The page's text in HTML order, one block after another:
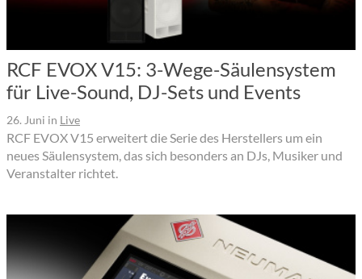
RCF EVOX V15: 3-Wege-Säulensystem
für Live-Sound, DJ-Sets und Events
26. Juni in Live
RCF EVOX V15 erweitert die Serie des Herstellers um ein
neues Säulensystem, das sich besonders an DJs, Musiker und
Veranstalter richtet.